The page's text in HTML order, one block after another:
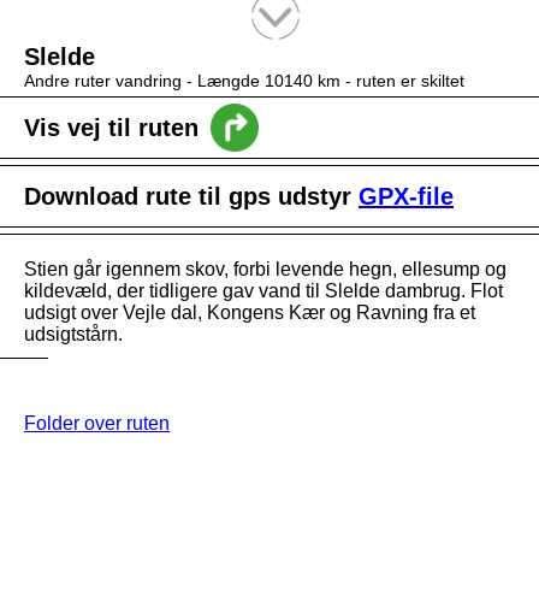
Slelde
Andre ruter vandring - Længde 10140 km - ruten er skiltet
Vis vej til ruten
Download rute til gps udstyr GPX-file
Stien går igennem skov, forbi levende hegn, ellesump og
kildevæld, der tidligere gav vand til Slelde dambrug. Flot
udsigt over Vejle dal, Kongens Kær og Ravning fra et
udsigtstårn.
Folder over ruten